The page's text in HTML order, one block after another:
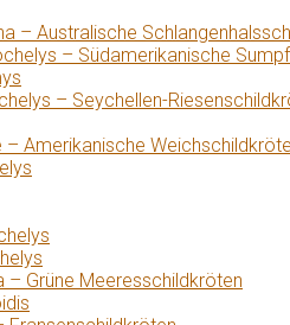
– Australische
– Südamerikanische
– Seychellen-
– Amerikanische
– Grüne Meeresschildkröten